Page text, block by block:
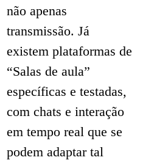
não apenas
transmissão. Já
existem plataformas de
“Salas de aula”
específicas e testadas,
com chats e interação
em tempo real que se
podem adaptar tal